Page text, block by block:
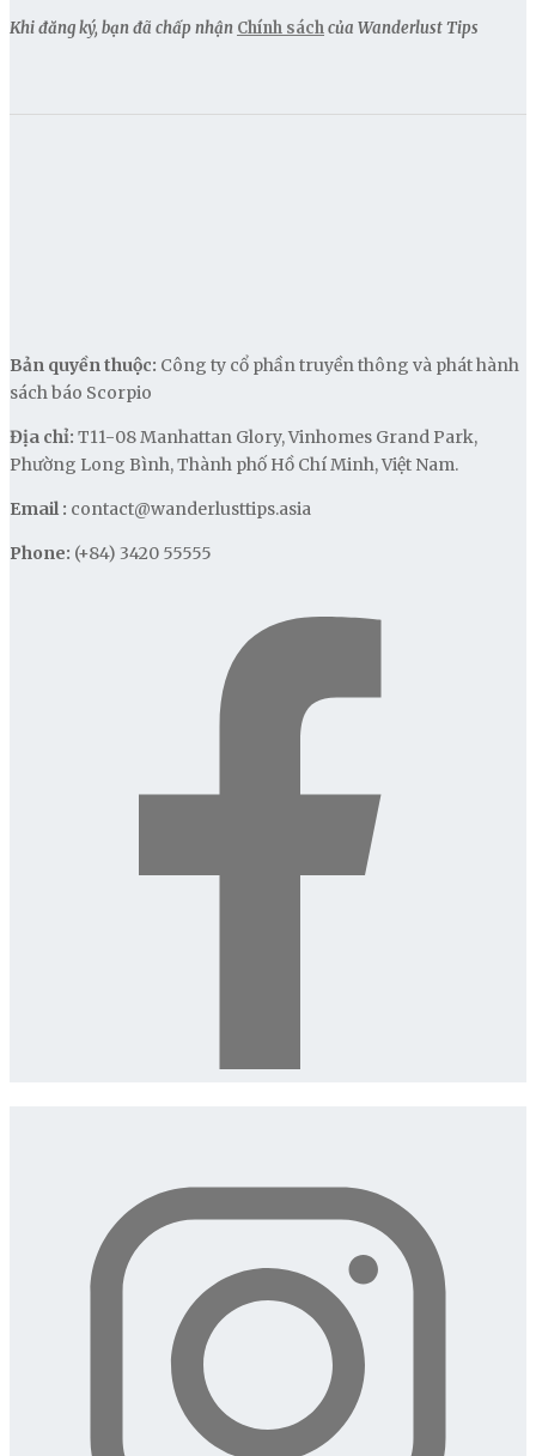
Khi đăng ký, bạn đã chấp nhận Chính sáchcủa Wanderlust Tips
Bản quyền thuộc: Công ty cổ phần truyền thông và phát hành
sách báo Scorpio
Địa chỉ: T11-08 Manhattan Glory, Vinhomes Grand Park,
Phường Long Bình, Thành phố Hồ Chí Minh, Việt Nam.
Email : contact@wanderlusttips.asia
Phone: (+84) 3420 55555